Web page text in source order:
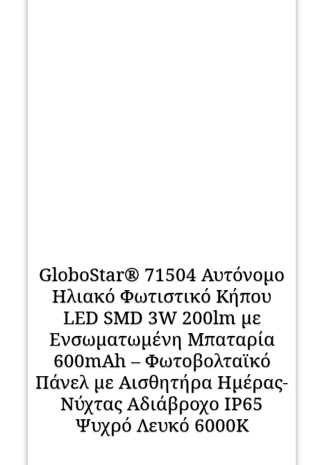
GloboStar® 71504 Αυτόνομο
Ηλιακό Φωτιστικό Κήπου
LED SMD 3W 200lm με
Ενσωματωμένη Μπαταρία
600mAh – Φωτοβολταϊκό
Πάνελ με Αισθητήρα Ημέρας-
Νύχτας Αδιάβροχο IP65
Ψυχρό Λευκό 6000K